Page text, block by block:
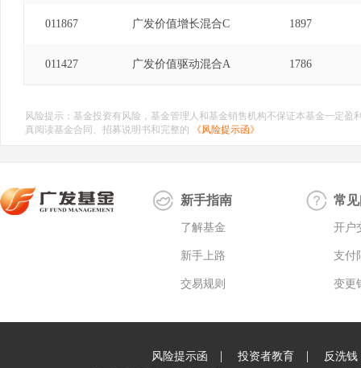
011867 广发价值增长混合C 1897
011427 广发价值驱动混合A 1786
风险提示：基金投资有风险，基金管理人和基金销售机构不保证本基金一定
真阅读基金合同、招募说明书和完整的
《风险提示函》
新手指南
了解基金
新手上路
交易规则
常
开户
支付
变更
风险提示函 | 投资者教育 | 反洗钱